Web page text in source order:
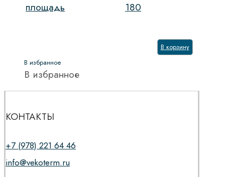
площадь
180
В корзину
В избранное
В избранное
КОНТАКТЫ
+7 (978) 221 64 46
info@vekoterm.ru